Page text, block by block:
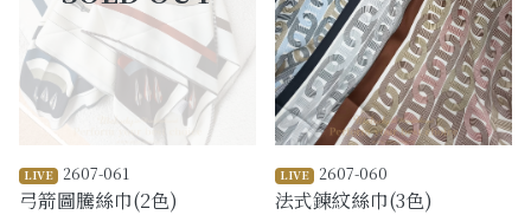
LIVE 2607-061
弓箭圖騰絲巾(2色)
LIVE 2607-060
法式鍊紋絲巾(3色)